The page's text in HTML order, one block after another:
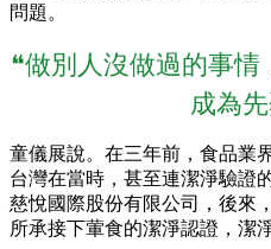
問題。
❝做別人沒做過的事情
成為
童儀展說。在三年前，食品業
台灣在當時，甚至連潔淨驗證
慈悅國際股份有限公司，後來
所承接下葷食的潔淨認證，潔